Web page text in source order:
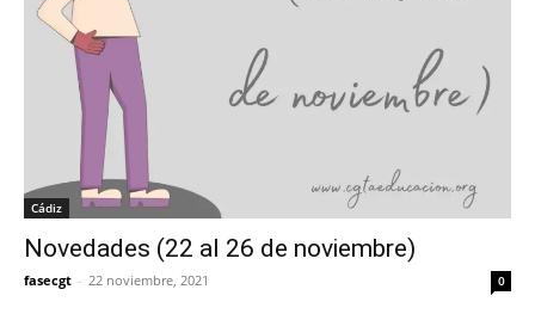
Cádiz
Novedades (22 al 26 de noviembre)
fasecgt - 22 noviembre, 2021 0